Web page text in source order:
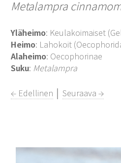
Metalampra
Yläheimo: Keulakoimaiset
Heimo: Lahokoit
Alaheimo: Oecophorinae
Suku: Metalampra
← Edellinen │Seuraava →